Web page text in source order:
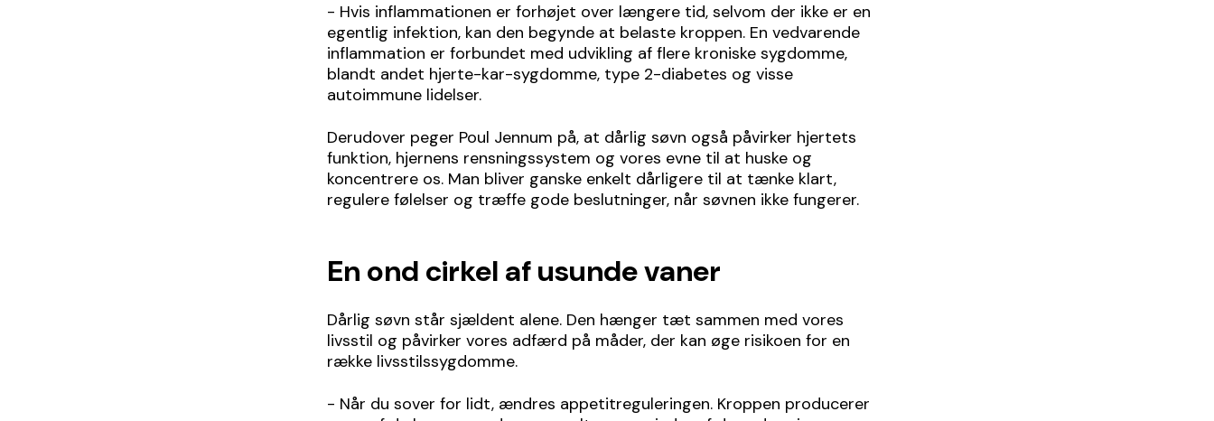
- Hvis inflammationen er forhøjet over længere tid, selvom der ikke er en
egentlig infektion, kan den begynde at belaste kroppen. En vedvarende
inflammation er forbundet med udvikling af flere kroniske sygdomme,
blandt andet hjerte-kar-sygdomme, type 2-diabetes og visse
autoimmune lidelser.
Derudover peger Poul Jennum på, at dårlig søvn også påvirker hjertets
funktion, hjernens rensningssystem og vores evne til at huske og
koncentrere os. Man bliver ganske enkelt dårligere til at tænke klart,
regulere følelser og træffe gode beslutninger, når søvnen ikke fungerer.
En ond cirkel af usunde vaner
Dårlig søvn står sjældent alene. Den hænger tæt sammen med vores
livsstil og påvirker vores adfærd på måder, der kan øge risikoen for en
række livsstilssygdomme.
- Når du sover for lidt, ændres appetitreguleringen. Kroppen producerer